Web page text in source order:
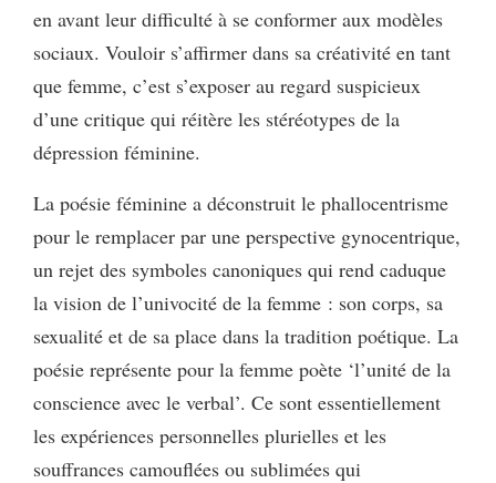
en avant leur difficulté à se conformer aux modèles
sociaux. Vouloir s’affirmer dans sa créativité en tant
que femme, c’est s’exposer au regard suspicieux
d’une critique qui réitère les stéréotypes de la
dépression féminine.
La poésie féminine a déconstruit le phallocentrisme
pour le remplacer par une perspective gynocentrique,
un rejet des symboles canoniques qui rend caduque
la vision de l’univocité de la femme : son corps, sa
sexualité et de sa place dans la tradition poétique. La
poésie représente pour la femme poète ‘l’unité de la
conscience avec le verbal’. Ce sont essentiellement
les expériences personnelles plurielles et les
souffrances camouflées ou sublimées qui